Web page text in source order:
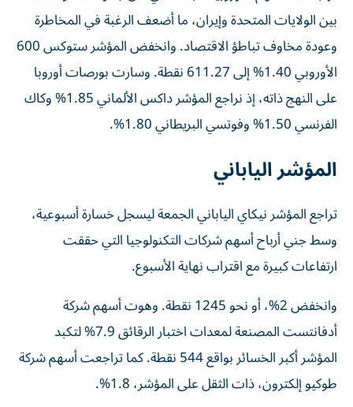
بين الولايات المتحدة وإيران، ما أضعف الرغبة في ‌المخاطرة
وعودة مخاوف ​تباطؤ الاقتصاد. وانخفض المؤشر ستوكس 600
الأوروبي 1.40% إلى 611.27 نقطة. وسارت بورصات أوروبا
على النهج ‌ذاته، إذ نراجع المؤشر داكس الألماني 1.85% وكاك
الفرنسي 1.50% وفوتسي البريطاني 1.80%.
المؤشر الياباني
تراجع المؤشر نيكاي الياباني الجمعة ليسجل خسارة أسبوعية،
وسط جني أرباح أسهم شركات التكنولوجيا التي حققت
ارتفاعات ‌كبيرة مع اقتراب نهاية الأسبوع.
وانخفض 2%، أو ​نحو 1245 نقطة. وهوت أسهم شركة
أدفانتست المصنعة لمعدات اختبار الرقائق 7.9% لتكبد
المؤشر أكبر الخسائر بواقع 544 ‌نقطة. كما تراجعت أسهم شركة
طوكيو إلكترون، ذات الثقل على المؤشر، 1.8%.